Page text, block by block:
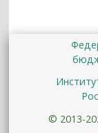
© 2013-